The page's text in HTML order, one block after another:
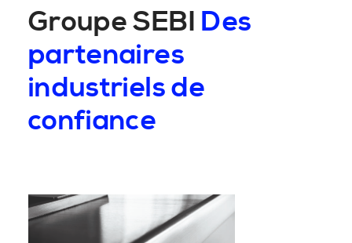
Groupe SEBI Des
partenaires
industriels de
confiance